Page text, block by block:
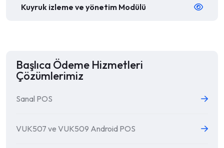
Kuyruk izleme ve yönetim Modülü
Başlıca Ödeme Hizmetleri
Çözümlerimiz
Sanal POS
VUK507 ve VUK509 Android POS